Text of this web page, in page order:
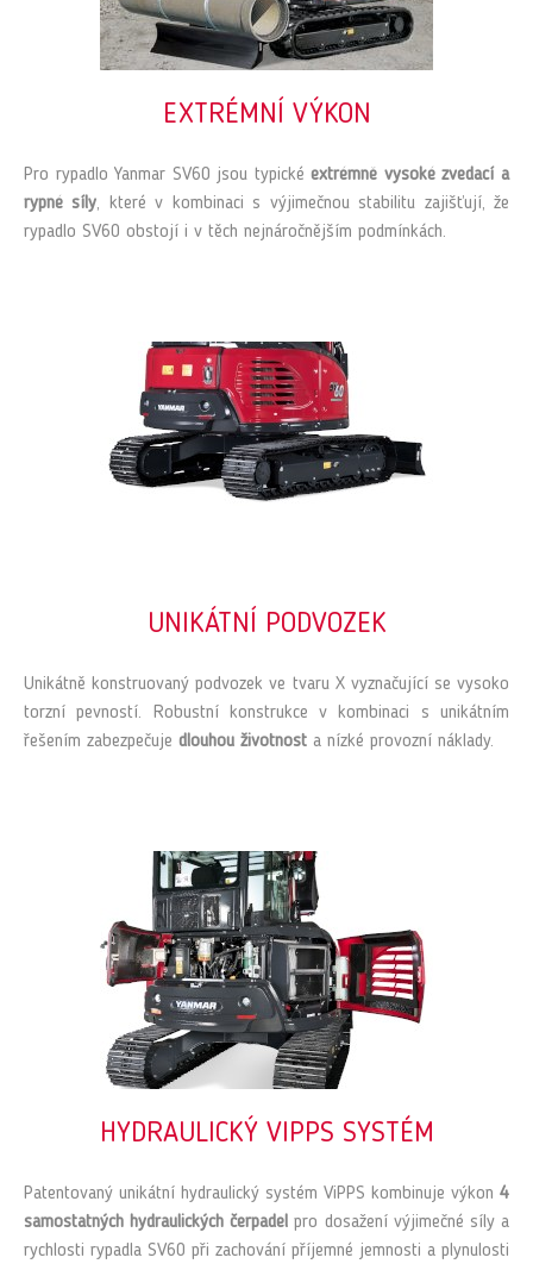
EXTRÉMNÍ VÝKON
Pro rypadlo Yanmar SV60 jsou typickéextrémně vysoké zvedací a
rypné síly, které v kombinaci s výjimečnou stabilitu zajišťují, že
rypadlo SV60 obstojí i v těch nejnáročnějším podmínkách.
UNIKÁTNÍ PODVOZEK
Unikátně konstruovaný podvozek ve tvaru X vyznačující se vysoko
torzní pevností. Robustní konstrukce v kombinaci s unikátním
řešením zabezpečuje dlouhou životnost a nízké provozní náklady.
HYDRAULICKÝ VIPPS SYSTÉM
Patentovaný unikátní hydraulický systém ViPPS kombinuje výkon 4
samostatných hydraulických čerpadel pro dosažení výjimečné síly a
rychlosti rypadla SV60 při zachování příjemné jemnosti a plynulosti